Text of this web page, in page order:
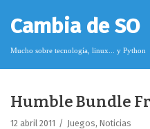
Saltar
al
contenido
Cambia de SO
Mucho sobre tecnología, linux... y Python
Pimagizer
Humble Bundle
12 abril 2011 Juegos, Noticias